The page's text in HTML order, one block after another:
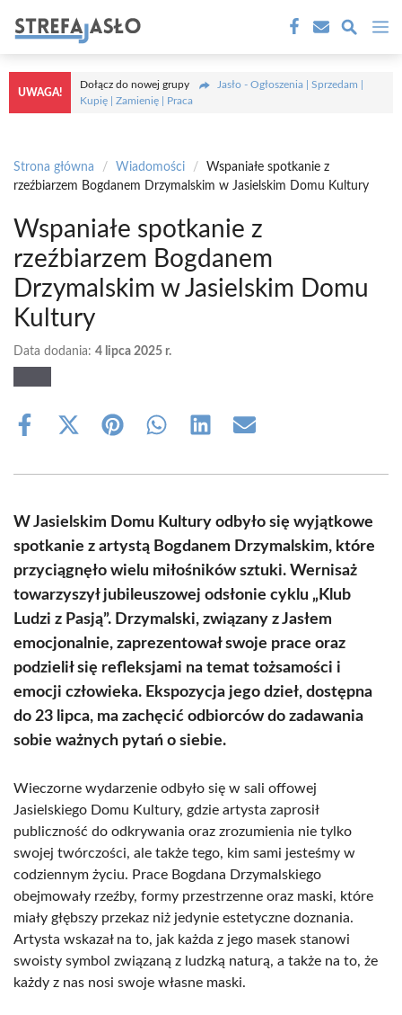
treści
UWAGA!
Dołącz do nowej grupy
Jasło - Ogłoszenia | Sprzedam |
Kupię | Zamienię | Praca
Strona główna / Wiadomości /
Wspaniałe spotkanie z
rzeźbiarzem Bogdanem Drzymalskim w Jasielskim Domu Kultury
Wspaniałe spotkanie z
rzeźbiarzem Bogdanem
Drzymalskim w Jasielskim Domu
Kultury
Data dodania: 4 lipca 2025 r.
Share
Share
(Twitter)
Share Share Share Share
W Jasielskim Domu Kultury odbyło się wyjątkowe
spotkanie z artystą Bogdanem Drzymalskim, które
przyciągnęło wielu miłośników sztuki. Wernisaż
towarzyszył jubileuszowej odsłonie cyklu „Klub
Ludzi z Pasją”. Drzymalski, związany z Jasłem
emocjonalnie, zaprezentował swoje prace oraz
podzielił się refleksjami na temat tożsamości i
emocji człowieka. Ekspozycja jego dzieł, dostępna
do 23 lipca, ma zachęcić odbiorców do zadawania
sobie ważnych pytań o siebie.
Wieczorne wydarzenie odbyło się w sali offowej
Jasielskiego Domu Kultury, gdzie artysta zaprosił
publiczność do odkrywania oraz zrozumienia nie tylko
swojej twórczości, ale także tego, kim sami jesteśmy w
codziennym życiu. Prace Bogdana Drzymalskiego
obejmowały rzeźby, formy przestrzenne oraz maski, które
miały głębszy przekaz niż jedynie estetyczne doznania.
Artysta wskazał na to, jak każda z jego masek stanowi
swoisty symbol związaną z ludzką naturą, a także na to, że
każdy z nas nosi swoje własne maski.